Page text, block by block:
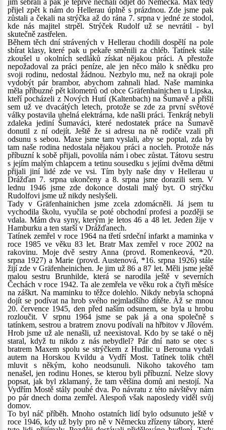
jim sebrali a pak je teprve nechali odjet do Německa. Max tedy
přijel zpět k nám do Hellerau úplně s prázdnou. Zde jsme pak
zůstali a čekali na strýčka až do rána 7. srpna v jedné ze stodol,
kde nás majitel strpěl. Strýček Rudolf už se nevrátil - byl
skutečně zastřelen.
Během těch dní strávených v Hellerau chodili dospělí na pole
sbírat klasy, které pak u pekaře směnili za chléb. Tatínek stále
zkoušel u okolních sedláků získat nějakou práci. A přestože
nepožadoval za práci peníze, ale jen něco málo k snědku pro
svoji rodinu, nedostal žádnou. Nezbylo mu, než na okraji pole
vydobýt pár brambor, abychom zahnali hlad. Naše maminka
měla příbuzné pět kilometrů od obce Gräfenhainichen u Lipska,
kteří pocházeli z Nových Hutí (Kaltenbach) na Šumavě a přišli
sem už ve dvacátých letech, protože se zde za první světové
války postavila uhelná elektrárna, kde našli práci. Tenkrát nebyli
zdaleka jediní Šumaváci, které nedostatek práce na Šumavě
donutil z ní odejít. Ještě že si adresu na ně rodiče vzali při
odsunu s sebou. Maxe jsme tam vyslali, aby se poptal, zda by
tam naše rodina nedostala nějakou práci a nocleh. Protože nás
příbuzní k sobě přijali, povolila nám i obec zůstat. Tátovu sestru
s jejím malým chlapcem a tetinu sousedku s jejími dvěma dětmi
přijali jiní lidé zde ve vsi. Tím byly naše dny v Hellerau u
Drážďan 7. srpna ukončeny a 8. srpna jsme dorazili sem. V
lednu 1946 jsme zde dokonce dostali malý byt. O strýčku
Rudolfovi jsme už nikdy neslyšeli.
Tady v Gräfenhainichen jsme zcela zdomácněli. Já jsem tu
vychodila školu, vyučila se poté obchodní profesi a později se
vdala. Mám dva syny, kterým je letos 46 a 48 let. Jeden žije v
Hamburku a ten starší v Drážďanech.
Tatínek zemřel v roce 1964 na třetí srdeční infarkt a maminka v
roce 1985 ve věku 83 let. Bratr Max zemřel v roce 2002 na
rakovinu. Moje dvě sestry Anna (provd. Romenkeová, *20.
srpna 1927) a Marie (provd. Austenová, *16. srpna 1926) stále
žijí zde v Gräfenheinichen. Je jim už 86 a 87 let. Měli jsme ještě
malou sestru Brunhilde, která se narodila ještě v severních
Čechách v roce 1942. Ta ale zemřela ve věku rok a čtyři měsíce
na záškrt. Na maminku to těžce dolehlo. Nikdy nebyla schopná
dojít se podívat na hrob svého nejmladšího dítěte. Až se mnou
20. července 1945, den před naším odsunem, se byla u hrobu
rozloučit. V srpnu 1964 jsme se pak já a ona společně s
tatínkem, sestrou a bratrem znovu podívali na hřbitov v Jílovém.
Hrob jsme už ale nenašli, už neexistoval. Kdo by se také o něj
staral, když tu nikdo z nás nebydlel? Pár dní nato se otec s
bratrem Maxem spolu se strýčkem z Hudlic u Berouna vydali
autem na Horskou Kvildu a Vydří Most. Tatínek tolik chtěl
mluvit s někým, koho neodsunuli. Nikoho takového tam
nenašel, jen rodinu Hones, se kterou byli příbuzní. Nelze slovy
popsat, jak byl zklamaný, že tam většina domů ani nestojí. Na
Vydřím Mostě stály pouhé dva. Po návratu z této návštěvy nám
po pár dnech doma zemřel. Alespoň však naposledy viděl svůj
domov.
To byl náč příběh. Mnoho ostatních lidí bylo odsunuto ještě v
roce 1946, kdy už byly pro ně v Německu zřízeny tábory, které